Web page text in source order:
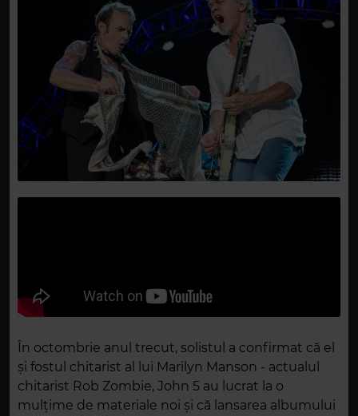
În octombrie anul trecut, solistul a confirmat că el
și fostul chitarist al lui Marilyn Manson - actualul
chitarist Rob Zombie, John 5 au lucrat la o
mulțime de materiale noi și că lansarea albumului